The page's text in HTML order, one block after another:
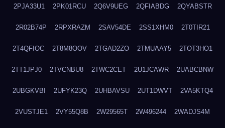
2PJA33U1 2PK01RCU 2Q6V9UEG 2QFIABDG 2QYABSTR
2R02B74P 2RPXRAZM 2SAV54DE 2SS1XHM0 2T0TIR21
2T4QFIOC 2T8M8OOV 2TGAD2ZO 2TMUAAY5 2TOT3HO1
2TT1JPJ0 2TVCNBU8 2TWC2CET 2U1JCAWR 2UABCBNW
2UBGKVBI 2UFYK23Q 2UHBAVSU 2UT1DWVT 2VA5KTQ4
2VUSTJE1 2VY55Q8B 2W29565T 2W496244 2WADJS4M